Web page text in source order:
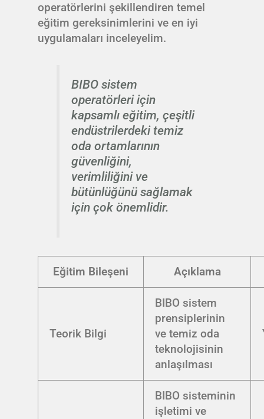
operatörlerini şekillendiren temel
eğitim gereksinimlerini ve en iyi
uygulamaları inceleyelim.
BIBO sistem
operatörleri için
kapsamlı eğitim, çeşitli
endüstrilerdeki temiz
oda ortamlarının
güvenliğini,
verimliliğini ve
bütünlüğünü sağlamak
için çok önemlidir.
Eğitim Bileşeni Açıklama
Teorik Bilgi
BIBO sistem
prensiplerinin
ve temiz oda
teknolojisinin
anlaşılması
BIBO sisteminin
işletimi ve